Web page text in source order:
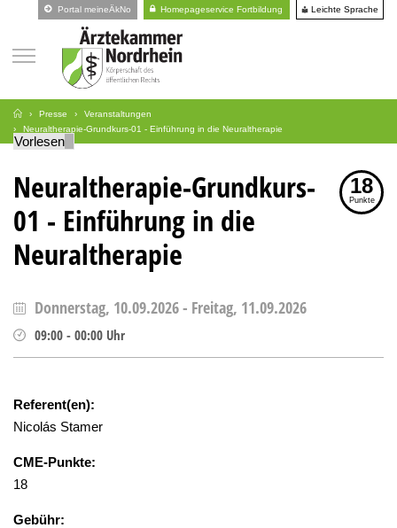
Portal meineÄkNo Homepageservice Fortbildung Leichte Sprache
Presse
Veranstaltungen
Neuraltherapie-Grundkurs-01 - Einführung in die Neuraltherapie
Vorlesen
Neuraltherapie-Grundkurs-
01 - Einführung in die
Neuraltherapie
18
Punkte
Donnerstag, 10.09.2026- Freitag, 11.09.2026
09:00 - 00:00 Uhr
Referent(en):
Nicolás Stamer
CME-Punkte:
18
Gebühr: